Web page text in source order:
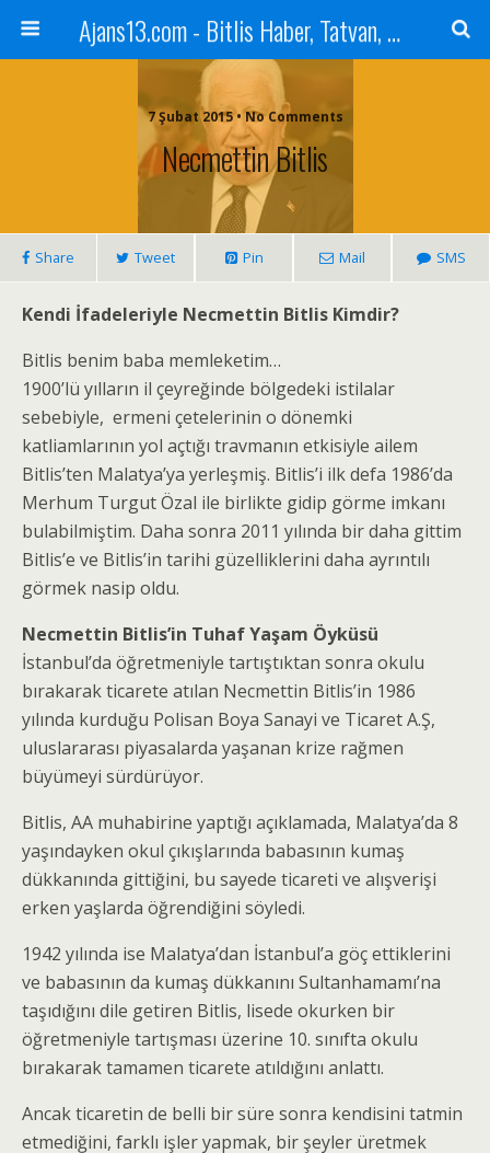
Ajans13.com - Bitlis Haber, Tatvan, Ahlat, Adilcevaz, Mutki, Hizan, Güroymak, Gazete, Ajans, 13, Haber
7 Şubat 2015 • No Comments
Necmettin Bitlis
Share Tweet Pin Mail SMS
Kendi İfadeleriyle Necmettin Bitlis Kimdir?
Bitlis benim baba memleketim…
1900’lü yılların il çeyreğinde bölgedeki istilalar
sebebiyle, ermeni çetelerinin o dönemki
katliamlarının yol açtığı travmanın etkisiyle ailem
Bitlis’ten Malatya’ya yerleşmiş. Bitlis’i ilk defa 1986’da
Merhum Turgut Özal ile birlikte gidip görme imkanı
bulabilmiştim. Daha sonra 2011 yılında bir daha gittim
Bitlis’e ve Bitlis’in tarihi güzelliklerini daha ayrıntılı
görmek nasip oldu.
Necmettin Bitlis’in Tuhaf Yaşam Öyküsü
İstanbul’da öğretmeniyle tartıştıktan sonra okulu
bırakarak ticarete atılan Necmettin Bitlis’in 1986
yılında kurduğu Polisan Boya Sanayi ve Ticaret A.Ş,
uluslararası piyasalarda yaşanan krize rağmen
büyümeyi sürdürüyor.
Bitlis, AA muhabirine yaptığı açıklamada, Malatya’da 8
yaşındayken okul çıkışlarında babasının kumaş
dükkanında gittiğini, bu sayede ticareti ve alışverişi
erken yaşlarda öğrendiğini söyledi.
1942 yılında ise Malatya’dan İstanbul’a göç ettiklerini
ve babasının da kumaş dükkanını Sultanhamamı’na
taşıdığını dile getiren Bitlis, lisede okurken bir
öğretmeniyle tartışması üzerine 10. sınıfta okulu
bırakarak tamamen ticarete atıldığını anlattı.
Ancak ticaretin de belli bir süre sonra kendisini tatmin
etmediğini, farklı işler yapmak, bir şeyler üretmek